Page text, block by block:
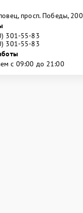
просп. Победы, 200
301-55-83
301-55-83
с 09:00 до 21:00